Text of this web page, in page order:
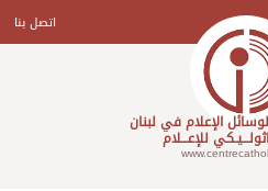
اتصل بنا
الإعلام في لبنان
للإعـــلام